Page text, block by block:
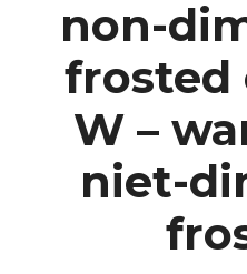
non-
frosted
W –
niet-